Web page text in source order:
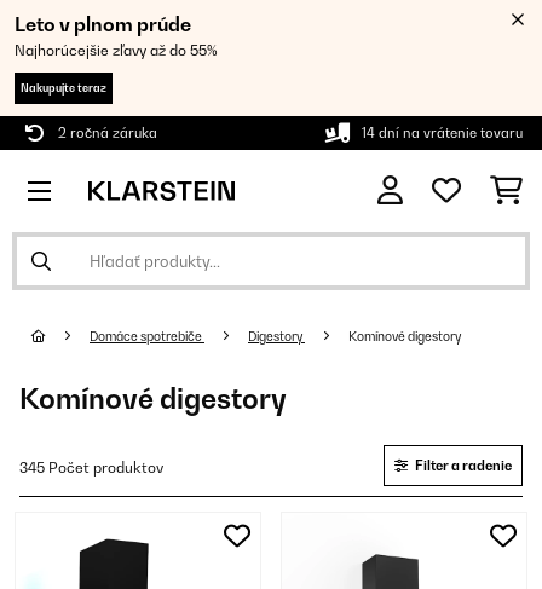
Leto v plnom prúde
Najhorúcejšie zľavy až do 55%
Nakupujte teraz
2 ročná záruka 14 dní na vrátenie tovaru
Domáce spotrebiče Digestory Komínové digestory
Komínové digestory
345 Počet produktov Filter a radenie